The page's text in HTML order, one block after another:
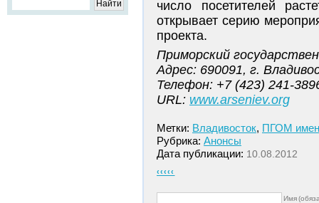
число посетителей
открывает серию
проекта.
Приморский
Адрес: 690091, г.
Телефон: +7 (423) 241-
URL: www.arseniev.org
Метки: Владивосток, ПГОМ
Рубрика: Анонсы
Дата публикации: 10.08.2012
‹‹‹‹‹
Имя